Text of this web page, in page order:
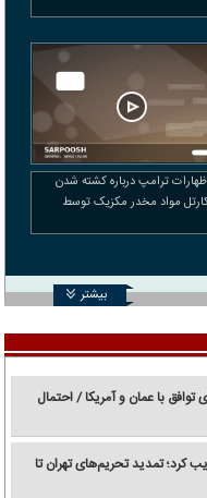
ترامپ درباره کشته شدن
مواد مخدر مکزیک توسط
بیشتر
توافق با عمان و آمریکا / احتمال
کرد؛ تمدید تحریم‌های تهران تا